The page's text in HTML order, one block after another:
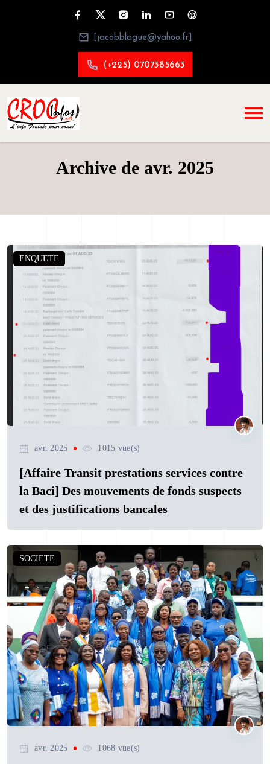
[jacobblague@yahoo.fr]
(+225) 0707385663
Archive de avr. 2025
ENQUETE
avr. 2025 1015 vue(s)
[Affaire Transit prestations services contre
la Baci] Des mouvements de fonds suspects
et des justifications bancales
SOCIETE
avr. 2025 1068 vue(s)